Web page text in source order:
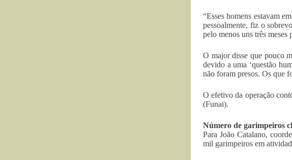
“Esses homens estavam
pessoalmente, fiz o
pelo menos uns três
O major disse que pouco
devido a uma ‘questão
não foram presos. Os que
O efetivo da operação
(Funai).
Número de garimpeiros
Para João Catalano,
mil garimpeiros em